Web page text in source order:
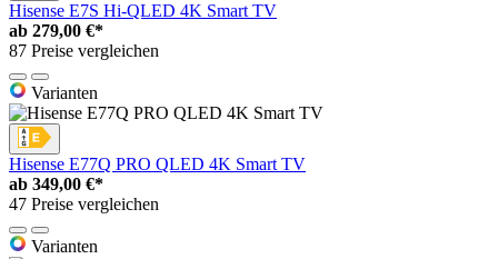
Hisense E7S Hi-QLED 4K Smart TV
ab 279,00 €*
87 Preise vergleichen
Varianten
Hisense E77Q PRO QLED 4K Smart TV
ab 349,00 €*
47 Preise vergleichen
Varianten